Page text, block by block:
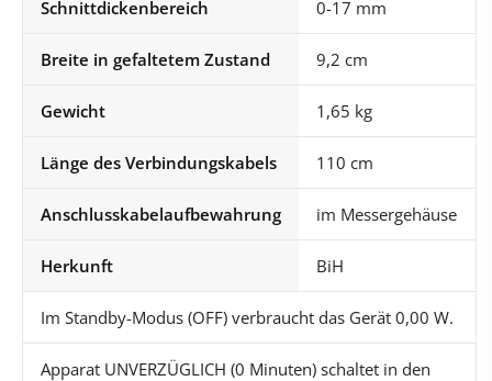
Schnittdickenbereich 0-17 mm
Breite in gefaltetem Zustand 9,2 cm
Gewicht 1,65 kg
Länge des Verbindungskabels 110 cm
Anschlusskabelaufbewahrung im Messergehäuse
Herkunft BiH
Im Standby-Modus (OFF) verbraucht das Gerät 0,00 W.
Apparat UNVERZÜGLICH (0 Minuten) schaltet in den